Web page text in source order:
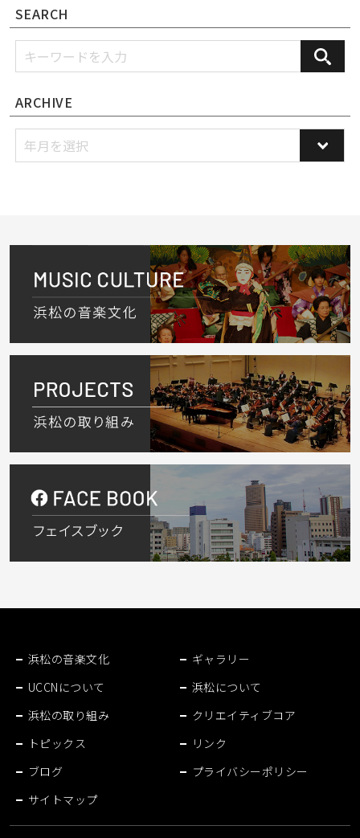
SEARCH
ARCHIVE
浜松の音楽文化
UCCNについて
浜松の取り組み
トピックス
ブログ
ギャラリー
浜松について
クリエイティブコア
リンク
プライバシーポリシー
サイトマップ